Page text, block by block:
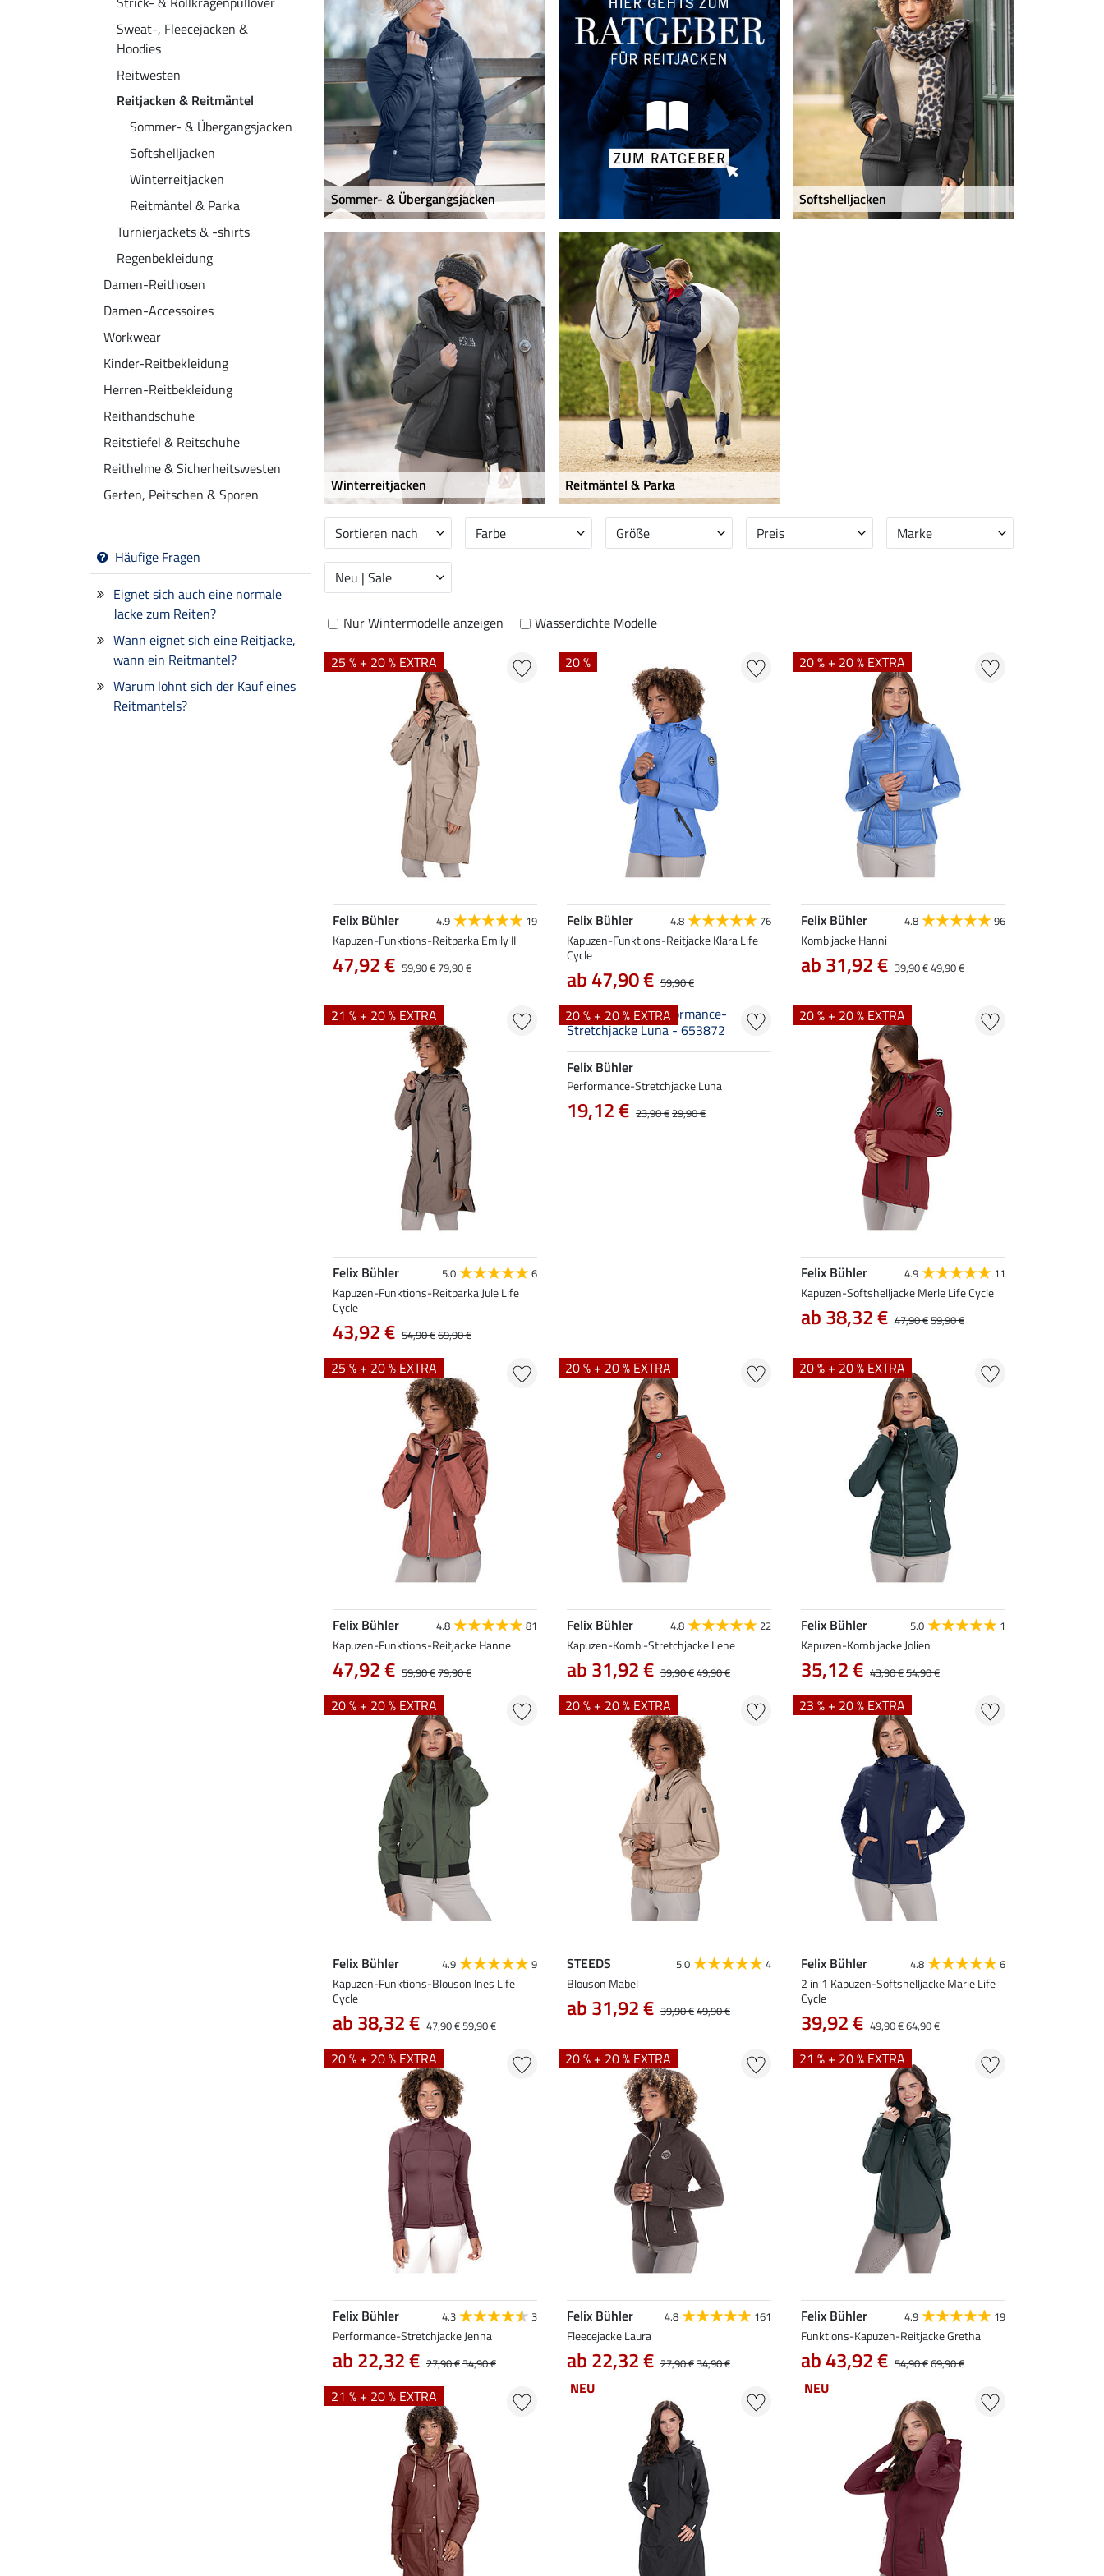
Sweat-, Fleecejacken &
Hoodies
Reitwesten
Reitjacken & Reitmäntel
Sommer- & Übergangsjacken
Softshelljacken
Winterreitjacken
Reitmäntel & Parka
Turnierjackets & -shirts
Regenbekleidung
Damen-Reithosen
Damen-Accessoires
Kinder-Reitbekleidung
Herren-Reitbekleidung
Workwear
Reithandschuhe
Reitstiefel & Reitschuhe
Reithelme & Sicherheitswesten
Gerten, Peitschen & Sporen
Häufige Fragen
Eignet sich auch eine normale
Jacke zum Reiten?
Wann eignet sich eine Reitjacke,
wann ein Reitmantel?
Warum lohnt sich der Kauf eines
Reitmantels?
Sommer- & Übergangsjacken Softshelljacken
Winterreitjacken Reitmäntel & Parka
Sortieren nach Farbe Größe Preis Marke
Neu | Sale
Nur Wintermodelle anzeigen
Wasserdichte Modelle
25 % + 20 % EXTRA
Felix Bühler 4.9 19
Kapuzen-Funktions-Reitparka Emily II
47,92 € 59,90 €79,90 €
20 %
Felix Bühler 4.8 76
Kapuzen-Funktions-Reitjacke Klara Life
Cycle
ab 47,90 € 59,90 €
20 % + 20 % EXTRA
Felix Bühler 4.8 96
Kombijacke Hanni
ab 31,92 € 39,90 €49,90 €
21 % + 20 % EXTRA
Felix Bühler 5.0 6
Kapuzen-Funktions-Reitparka Jule Life
Cycle
43,92 € 54,90 €69,90 €
20 % + 20 % EXTRA
Felix Bühler
Performance-Stretchjacke Luna
19,12 € 23,90 €29,90 €
20 % + 20 % EXTRA
Felix Bühler 4.9 11
Kapuzen-Softshelljacke Merle Life Cycle
ab 38,32 € 47,90 €59,90 €
25 % + 20 % EXTRA
Felix Bühler 4.8 81
Kapuzen-Funktions-Reitjacke Hanne
47,92 € 59,90 €79,90 €
20 % + 20 % EXTRA
Felix Bühler 4.8 22
Kapuzen-Kombi-Stretchjacke Lene
ab 31,92 € 39,90 €49,90 €
20 % + 20 % EXTRA
Felix Bühler 5.0 1
Kapuzen-Kombijacke Jolien
35,12 € 43,90 €54,90 €
20 % + 20 % EXTRA
Felix Bühler 4.9 9
Kapuzen-Funktions-Blouson Ines Life
Cycle
ab 38,32 € 47,90 €59,90 €
20 % + 20 % EXTRA
STEEDS 5.0 4
Blouson Mabel
ab 31,92 € 39,90 €49,90 €
23 % + 20 % EXTRA
Felix Bühler 4.8 6
2 in 1 Kapuzen-Softshelljacke Marie Life
Cycle
39,92 € 49,90 €64,90 €
20 % + 20 % EXTRA
Felix Bühler 4.3 3
Performance-Stretchjacke Jenna
ab 22,32 € 27,90 €34,90 €
20 % + 20 % EXTRA
Felix Bühler 4.8 161
Fleecejacke Laura
ab 22,32 € 27,90 €34,90 €
21 % + 20 % EXTRA
Felix Bühler 4.9 19
Funktions-Kapuzen-Reitjacke Gretha
ab 43,92 € 54,90 €69,90 €
21 % + 20 % EXTRA NEU NEU